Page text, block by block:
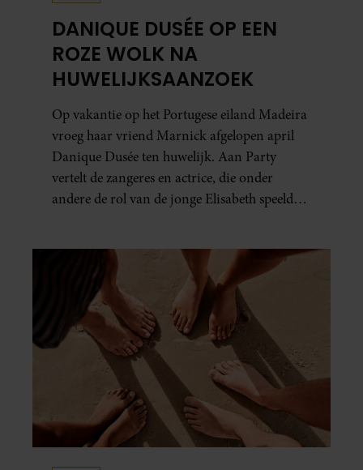
DANIQUE DUSÉE OP EEN
ROZE WOLK NA
HUWELIJKSAANZOEK
Op vakantie op het Portugese eiland Madeira
vroeg haar vriend Marnick afgelopen april
Danique Dusée ten huwelijk. Aan Party
vertelt de zangeres en actrice, die onder
andere de rol van de jonge Elisabeth speelde